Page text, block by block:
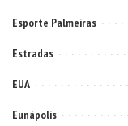
Esporte Palmeiras
Estradas
EUA
Eunápolis